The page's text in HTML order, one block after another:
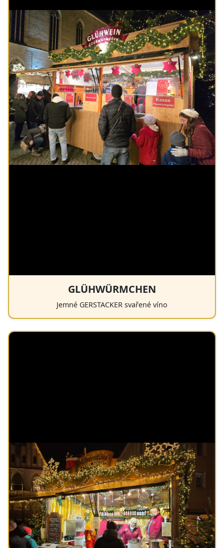
GLÜHWÜRMCHEN
Jemné GERSTACKER svařené víno